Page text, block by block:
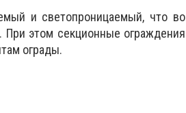
и светопроницаемый, что во
этом секционные ограждения
ограды.